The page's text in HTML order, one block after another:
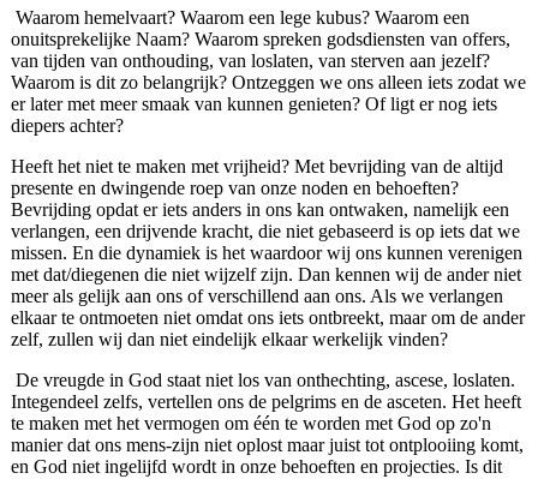
Waarom hemelvaart? Waarom een lege kubus? Waarom een
onuitsprekelijke Naam? Waarom spreken godsdiensten van offers,
van tijden van onthouding, van loslaten, van sterven aan jezelf?
Waarom is dit zo belangrijk? Ontzeg­gen we ons alleen iets zodat we
er later met meer smaak van kunnen genieten? Of ligt er nog iets
diepers achter?
Heeft het niet te maken met vrijheid? Met bevrijding van de altijd
presente en dwingende roep van onze noden en behoeften?
Bevrijding opdat er iets anders in ons kan ontwaken, namelijk een
verlangen, een drijvende kracht, die niet gebaseerd is op iets dat we
missen. En die dynamiek is het waardoor wij ons kunnen verenigen
met dat/diegenen die niet wijzelf zijn. Dan kennen wij de ander niet
meer als gelijk aan ons of verschillend aan ons. Als we verlangen
elkaar te ontmoeten niet omdat ons iets ontbreekt, maar om de ander
zelf, zullen wij dan niet eindelijk elkaar werkelijk vinden?
De vreugde in God staat niet los van onthechting, ascese, loslaten.
Integendeel zelfs, vertellen ons de pelgrims en de asceten. Het heeft
te maken met het vermogen om één te worden met God op zo'n
manier dat ons mens-zijn niet oplost maar juist tot ontplooiing komt,
en God niet ingelijfd wordt in onze behoeften en projec­ties. Is dit